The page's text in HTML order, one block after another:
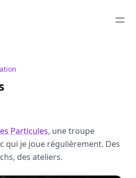
Particules, une troupe
qui je joue régulièrement. Des
des ateliers.